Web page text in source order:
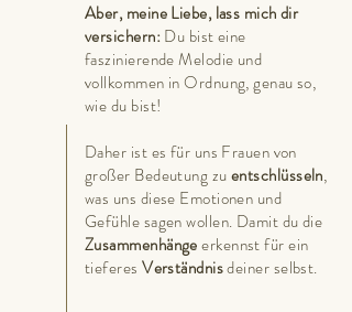
Aber, meine Liebe, lass mich dir
versichern: Du bist eine
faszinierende Melodie und
vollkommen in Ordnung, genau so,
wie du bist!
Daher ist es für uns Frauen von
großer Bedeutung zuentschlüsseln,
was uns diese Emotionen und
Gefühle sagen wollen. Damit du die
Zusammenhängeerkennst für ein
tieferesVerständnisdeiner selbst.